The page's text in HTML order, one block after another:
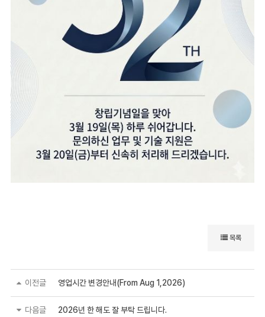
목록
이전글 영업시간 변경안내(From Aug 1,2026)
다음글 2026년 한 해도 잘 부탁 드립니다.